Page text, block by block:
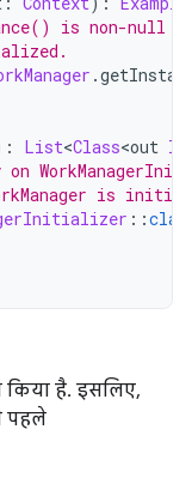
is non-null
.
List<Class<out
on
is
::
किया है. इसलिए,
पहले